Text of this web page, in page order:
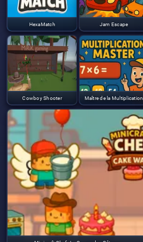
HexaMatch Jam Escape
Cowboy Shooter Maître de la Multiplication